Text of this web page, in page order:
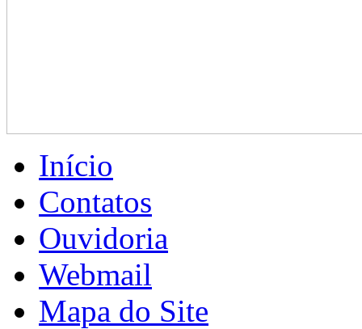
Início
Contatos
Ouvidoria
Webmail
Mapa do Site